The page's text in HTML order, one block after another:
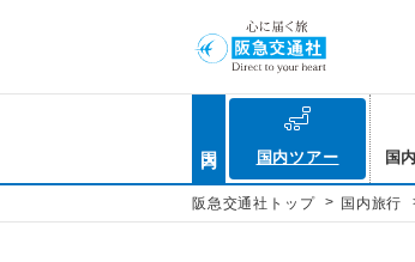
国内ツアー 国
阪急交通社トップ > 国内旅行